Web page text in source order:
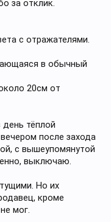
за отклик.
с отражателями.
в обычный
20см от
тёплой
после захода
с вышеупомянутой
выключаю.
Но их
кроме
мог.